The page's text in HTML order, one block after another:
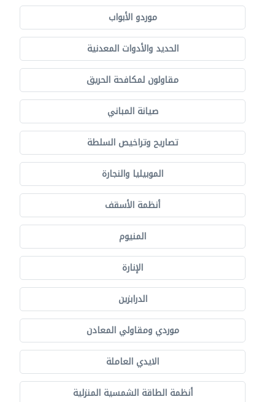
موردو الأبواب
الحديد والأدوات المعدنية
مقاولون لمكافحة الحريق
صيانة المباني
تصاريح وتراخيص السلطة
الموبيليا والنجارة
أنظمة الأسقف
المنيوم
الإنارة
الدرابزين
موردي ومقاولي المعادن
الايدي العاملة
أنظمة الطاقة الشمسية المنزلية